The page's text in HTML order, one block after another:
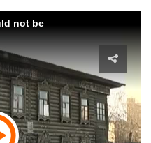
not be